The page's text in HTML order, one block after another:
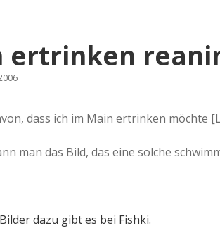
ertrinken
dass ich im Main ertrinken möchte
man das Bild, das eine solche
dazu gibt es bei Fishki.